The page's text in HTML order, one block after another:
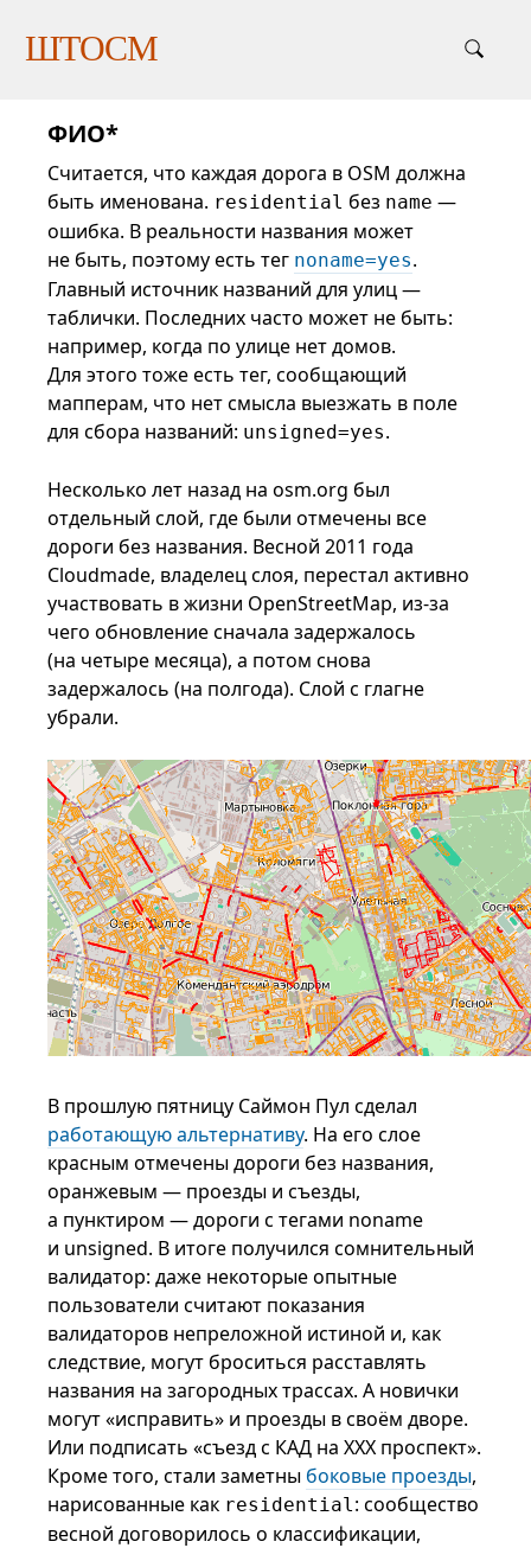
ШТОСМ
ФИО*
Считается, что каждая дорога в OSM должна
быть именована. residential без name —
ошибка. В реальности названия может
не быть, поэтому есть тег noname=yes.
Главный источник названий для улиц —
таблички. Последних часто может не быть:
например, когда по улице нет домов.
Для этого тоже есть тег, сообщающий
мапперам, что нет смысла выезжать в поле
для сбора названий: unsigned=yes.
Несколько лет назад на osm.org был
отдельный слой, где были отмечены все
дороги без названия. Весной 2011 года
Cloudmade, владелец слоя, перестал активно
участвовать в жизни OpenStreetMap, из-за
чего обновление сначала задержалось
(на четыре месяца), а потом снова
задержалось (на полгода). Слой с глагне
убрали.
В прошлую пятницу Саймон Пул сделал
работающую альтернативу. На его слое
красным отмечены дороги без названия,
оранжевым — проезды и съезды,
а пунктиром — дороги с тегами noname
и unsigned. В итоге получился сомнительный
валидатор: даже некоторые опытные
пользователи считают показания
валидаторов непреложной истиной и, как
следствие, могут броситься расставлять
названия на загородных трассах. А новички
могут «исправить» и проезды в своём дворе.
Или подписать «съезд с КАД на XXX проспект».
Кроме того, стали заметны боковые проезды,
нарисованные как residential: сообщество
весной договорилось о классификации,